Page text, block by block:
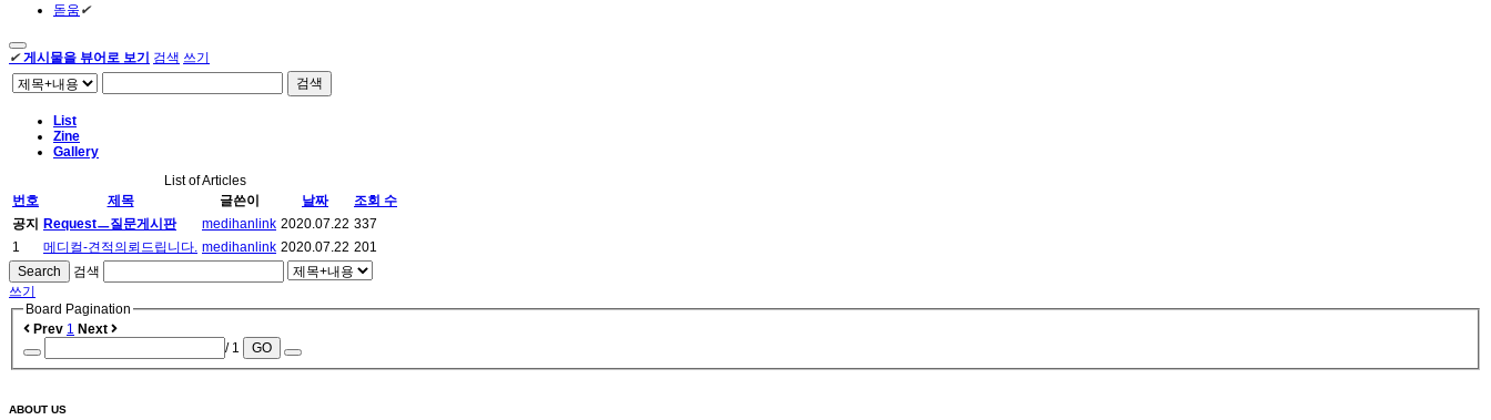
돋움 ✔
✔ 게시물을 뷰어로 보기 검색 쓰기
검색
List
Zine
Gallery
List of Articles
번호
제목 글쓴이 날짜
조회 수
공지
Requestㅡ질문게시판 medihanlink 2020.07.22 337
1
메디컬-견적의뢰드립니다. medihanlink 2020.07.22 201
Search
검색
쓰기
Board Pagination
Prev 1 Next
/ 1
GO
ABOUT US